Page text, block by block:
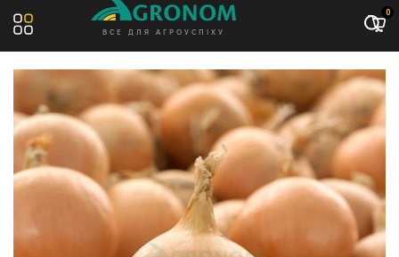
ВСЕ ДЛЯ АГРОУСПІХУ
0